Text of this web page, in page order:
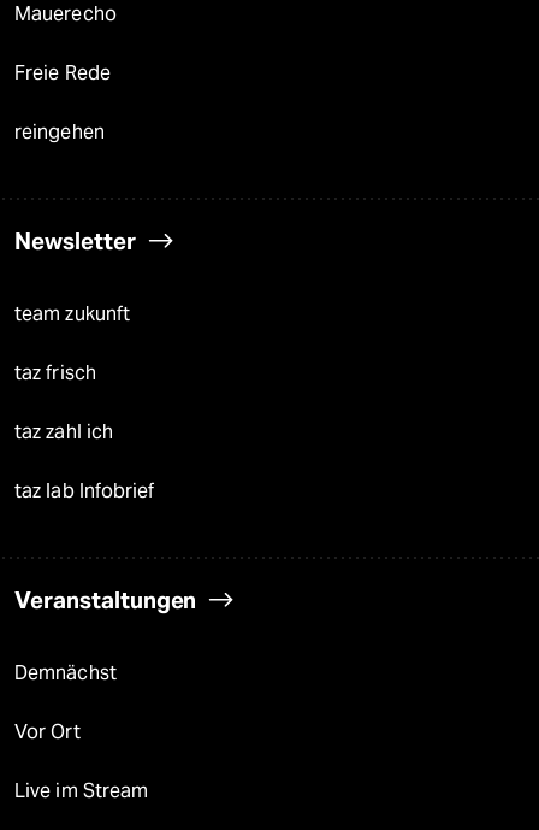
Mauerecho
Freie Rede
reingehen
Newsletter
team zukunft
taz frisch
taz zahl ich
taz lab Infobrief
Veranstaltungen
Demnächst
Vor Ort
Live im Stream